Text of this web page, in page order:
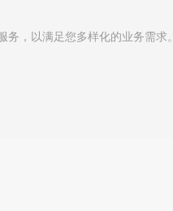
，以满足您多样化的业务需求。